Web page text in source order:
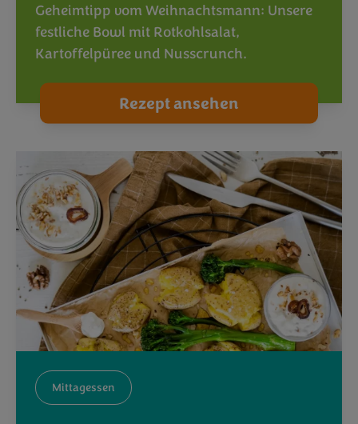
Geheimtipp vom Weihnachtsmann: Unsere
festliche Bowl mit Rotkohlsalat,
Kartoffelpüree und Nusscrunch.
Rezept ansehen
Mittagessen